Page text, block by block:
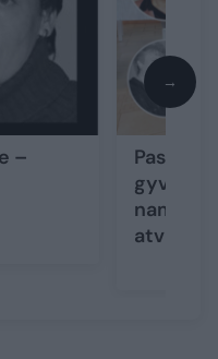
–
namus
atvirai
→